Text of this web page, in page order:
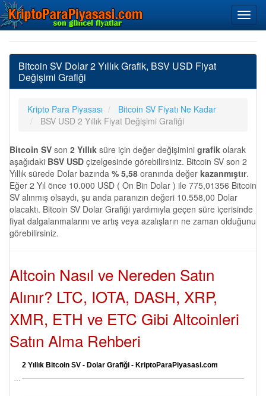
Bitcoin SV Dolar 2 Yıllık Grafik, BSV USD Fiyat
Değişimi Grafiği
Kripto Para Piyasası
Bitcoin SV Fiyatı Ne Kadar
BSV USD 2 Yıllık Fiyat Değişimi Grafiği
Bitcoin SV son 2 Yıllık süre için değer değişimini grafik olarak
aşağıdaki BSV USD çizelgesinde görebilirsiniz. Bitcoin SV son 2
Yıllık sürede Dolar bazında % 5,58 oranında değer kazanmıştır.
Eğer 2 Yıl önce 10.000 USD ( On Bin Dolar ) ile 775,01356 Bitcoin
SV alınmış olsaydı, şu anda paranızın değeri 10.558,00 Dolar
olacaktı. Bitcoin SV Dolar Grafiği yardımıyla geçen süre içerisinde
fiyat dalgalanmalarını ve artış veya azalışların ne zaman olduğunu
görebilirsiniz.
Altcoin Nasıl ve Nereden Satın
Alınır? LTC, IOTA, DASH, XRP,
XMR, ETH ve ETC Gibi Altcoinleri
Satın Alma Rehberi
2 Yıllık Bitcoin SV - Dolar Grafiği - KriptoParaPiyasasi.com